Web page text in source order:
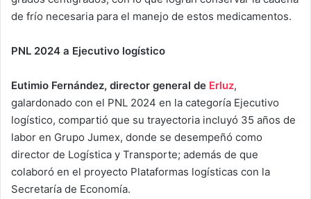
de frío necesaria para el manejo de estos medicamentos.
PNL 2024 a Ejecutivo logístico
Eutimio Fernández, director general de Erluz,
galardonado con el PNL 2024 en la categoría Ejecutivo
logístico, compartió que su trayectoria incluyó 35 años de
labor en Grupo Jumex, donde se desempeñó como
director de Logística y Transporte; además de que
colaboró en el proyecto Plataformas logísticas con la
Secretaría de Economía.